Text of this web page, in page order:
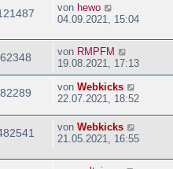
von hewo
04.09.2021, 15:04
62348 von RMPFM
19.08.2021, 17:13
82289 von Webkicks
22.07.2021, 18:52
von Webkicks
21.05.2021, 16:55